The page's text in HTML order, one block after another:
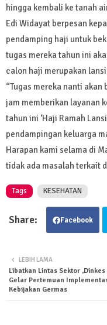
hingga kembali ke tanah
Edi Widayat berpesan
pendamping haji untuk
tugas mereka tahun ini
calon haji merupakan
“Tugas mereka nanti
jam memberikan layanan
tahun ini ‘Haji Ramah
pendampingan keluarga
Harapan kami selama di
tidak ada masalah terkait
Tags KESEHATAN
Facebook
LEBIH LAMA
Libatkan Lintas Sektor
Gelar Pertemuan
Kebijakan Germas